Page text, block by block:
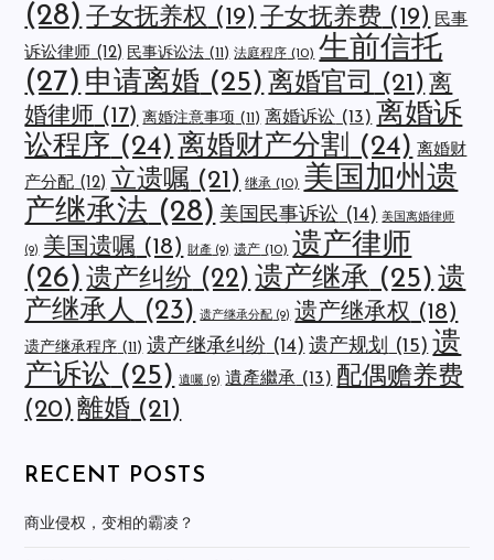
(28) 子女抚养权 (19) 子女抚养费 (19) 民事
诉讼律师 (12) 民事诉讼法 (11) 法庭程序 (10) 生前信托
(27) 申请离婚 (25) 离婚官司 (21) 离
婚律师 (17) 离婚注意事项 (11) 离婚诉讼 (13) 离婚诉
讼程序 (24) 离婚财产分割 (24) 离婚财
产分配 (12) 立遗嘱 (21) 继承 (10) 美国加州遗
产继承法 (28) 美国民事诉讼 (14) 美国离婚律师
(9) 美国遗嘱 (18) 財產 (9) 遗产 (10) 遗产律师
(26) 遗产纠纷 (22) 遗产继承 (25) 遗
产继承人 (23) 遗产继承分配 (9) 遗产继承权 (18)
遗产继承程序 (11) 遗产继承纠纷 (14) 遗产规划 (15) 遗
产诉讼 (25) 遺囑 (9) 遺產繼承 (13) 配偶赡养费
(20) 離婚 (21)
RECENT POSTS
商业侵权，变相的霸凌？